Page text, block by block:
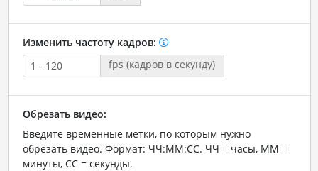
Изменить частоту кадров:
fps (кадров в секунду)
Обрезать видео:
Введите временные метки, по которым нужно
обрезать видео. Формат: ЧЧ:ММ:СС. ЧЧ = часы, ММ =
минуты, СС = секунды.